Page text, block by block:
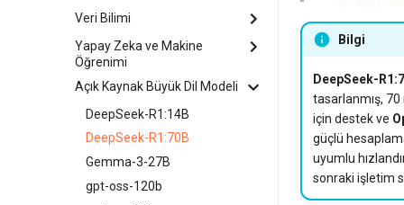
CyberPanel
EasyPanel
Haltdos Community WAF
H-UI VPN Sunucusu
OpenVPN
Outline
Telegram MTProxy
Wazuh
WireGuard VPN
MongoDB
MySQL
OpenSearch
RabbitMQ
Redis
CapRover
Dokku
Ücretsiz Domain Certbot
Gitea
GitLab
Jenkins
LinuxPatch Appliance
NATS
Veri Bilimi
Anaconda
Apache Airflow
JupyterLab
Jupyter Notebook
Yapay Zeka ve Makine
Öğrenimi
Kendi Sunucunuzda
Apache Spark
Açık Kaynak Büyük Dil Modeli
DeepSeek-R1:14B
DeepSeek-R1:70B
Gemma-3-27B
gpt-oss-120b
Bilgi
DeepSeek-
tasarlanmış,
için destek ve
güçlü
uyumlu
sonraki işletim